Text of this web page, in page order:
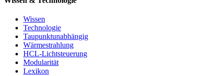
Wissen
Technologie
Taupunktunabhängig
Wärmestrahlung
HCL-Lichtsteuerung
Modularität
Lexikon